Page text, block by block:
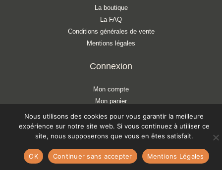
La boutique
La FAQ
Conditions générales de vente
Mentions légales
Connexion
Mon compte
Mon panier
Liste d'envies
S'ABONNER À NOTRE NEWSLETTER
Copyright © 2026 ATELIER LÉONIE
Nous utilisons des cookies pour vous garantir la meilleure
expérience sur notre site web. Si vous continuez à utiliser ce
site, nous supposerons que vous en êtes satisfait.
OK Continuer sans accepter Mentions Légales